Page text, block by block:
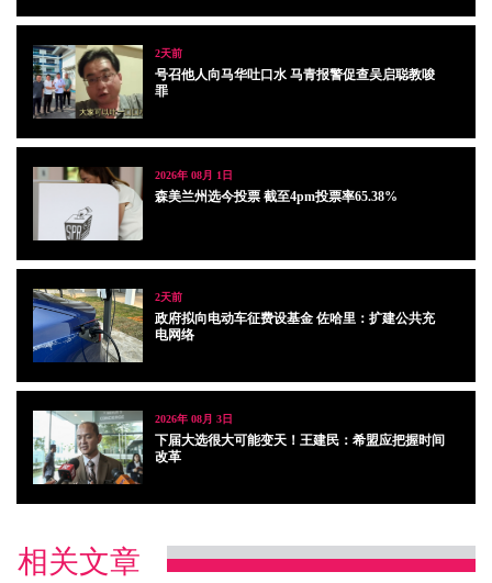
2天前
号召他人向马华吐口水 马青报警促查吴启聪教唆
罪
2026年 08月 1日
森美兰州选今投票 截至4pm投票率65.38%
2天前
政府拟向电动车征费设基金 佐哈里：扩建公共充
电网络
2026年 08月 3日
下届大选很大可能变天！王建民：希盟应把握时间
改革
相关文章